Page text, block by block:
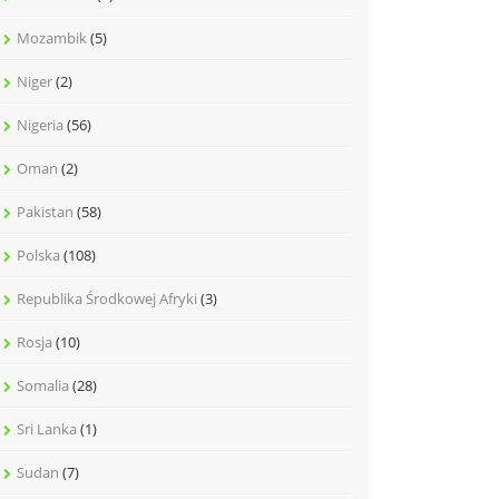
Mozambik(5)
Niger(2)
Nigeria (56)
Oman (2)
Pakistan (58)
Polska (108)
Republika Środkowej Afryki (3)
Rosja (10)
Somalia (28)
Sri Lanka (1)
Sudan (7)